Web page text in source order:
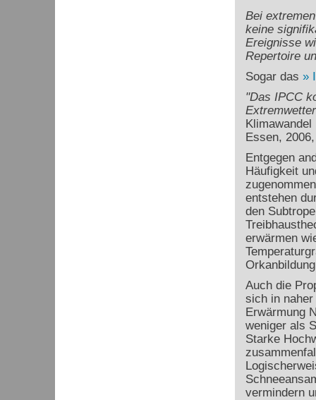
Bei
keine
Ereignisse
Repertoire
Sogar das
"Das IPCC
Essen,
Entgegen
Häufigkeit
entstehen
den
erwärmen
Auch die
sich in
Erwärmung
weniger als
Starke
vermindern